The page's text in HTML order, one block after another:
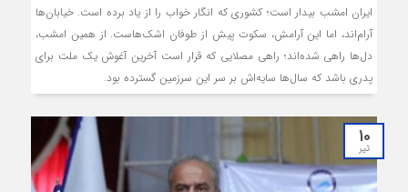
ایران امشب بیدار است؛ کشوری که انگار خواب را از یاد برده است. خیابان‌ها
آرام‌اند، اما این آرامش، سکوت پیش از طوفان اشک‌هاست. از همین امشب،
دل‌ها راهی شده‌اند؛ راهی مصلایی که قرار است آخرین آغوش یک ملت برای
پدری باشد که سال‌ها سایه‌اش بر سر این سرزمین گسترده بود.
10
تیر